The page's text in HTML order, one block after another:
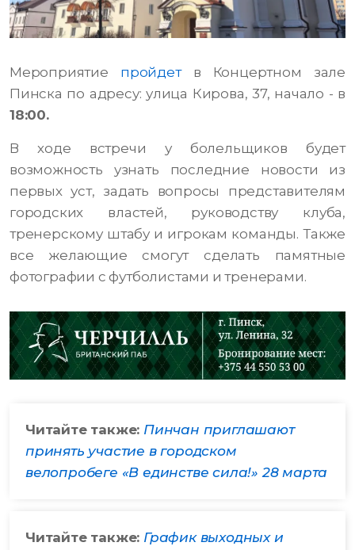
Мероприятие пройдетв Концертном зале
Пинска по адресу: улица Кирова, 37, начало - в
18:00.
В ходе встречи у болельщиков будет
возможность узнать последние новости из
первых уст, задать вопросы представителям
городских властей, руководству клуба,
тренерскому штабу и игрокам команды. Также
все желающие смогут сделать памятные
фотографии с футболистами и тренерами.
Читайте также: Пинчан приглашают
принять участие в городском
велопробеге «В единстве сила!» 28 марта
Читайте также: График выходных и